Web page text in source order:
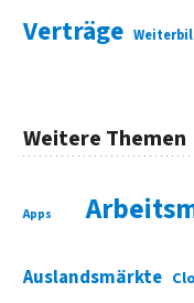
Verträge
Weitere Themen
Apps
Auslandsmärkte